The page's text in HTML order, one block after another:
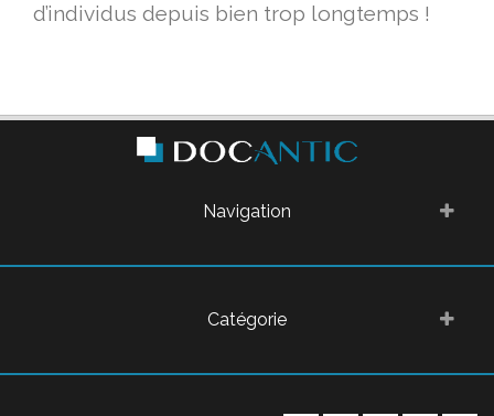
d’individus depuis bien trop longtemps !
Navigation
Catégorie